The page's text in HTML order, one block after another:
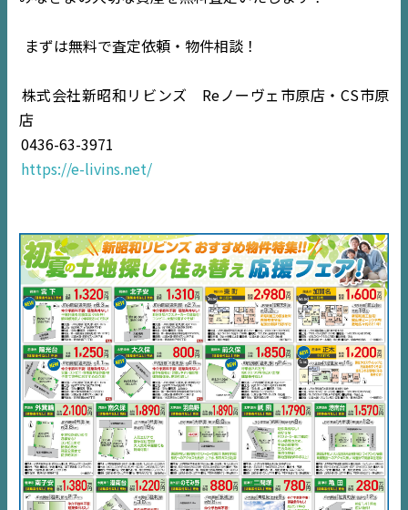
TOP
NEWS
千葉エリア
内房エリア
デジタルサイネージ
不動産一括査定
コラム
まずは無料で査定依頼・物件相談！
株式会社新昭和リビンズ Reノーヴェ市原店・CS市原
店
0436-63-3971
https://e-livins.net/